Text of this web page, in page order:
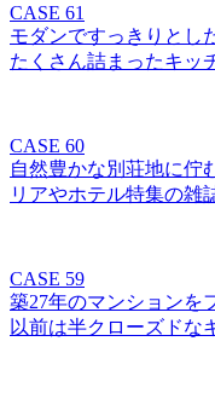
CASE 61
モダンですっきりとし
たくさん詰まったキッ
CASE 60
自然豊かな別荘地に佇
リアやホテル特集の雑
CASE 59
築27年のマンションを
以前は半クローズドな